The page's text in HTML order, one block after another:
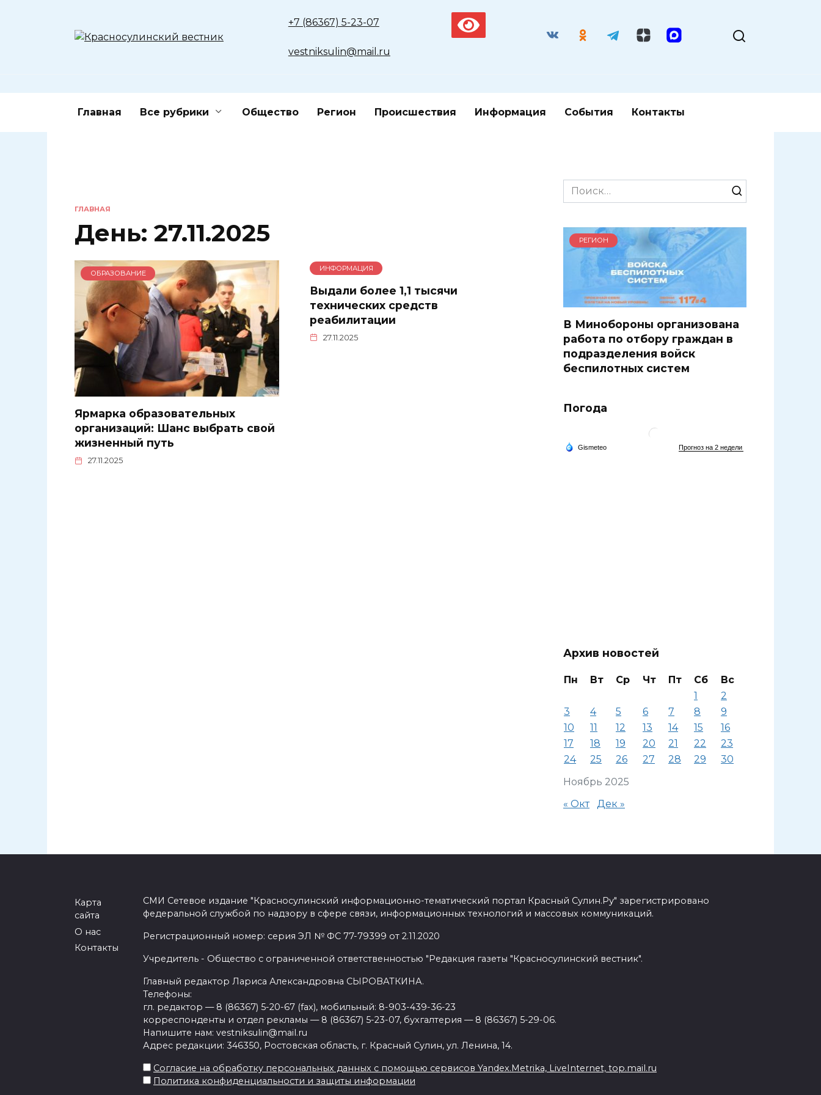
+7 (86367) 5-23-07
vestniksulin@mail.ru
Главная Все рубрики Общество Регион Происшествия Информация События Контакты
ГЛАВНАЯ
День: 27.11.2025
ОБРАЗОВАНИЕ
Ярмарка образовательных
организаций: Шанс выбрать свой
жизненный путь
27.11.2025
ИНФОРМАЦИЯ
Выдали более 1,1 тысячи
технических средств
реабилитации
27.11.2025
Search
for:
РЕГИОН
В Минобороны организована
работа по отбору граждан в
подразделения войск
беспилотных систем
Погода
Архив новостей
Ноябрь 2025
Пн Вт Ср Чт Пт Сб
Вс
1
2
3
4 5 6 7 8
9
10
11 12 13 14 15
16
17
18 19 20 21 22
23
24
25 26 27 28 29 30
« Окт Дек »
Карта
сайта
О нас
Контакты
СМИ Сетевое издание "Красносулинский информационно-тематический портал Красный Сулин.Ру" зарегистрировано
федеральной службой по надзору в сфере связи, информационных технологий и массовых коммуникаций.
Регистрационный номер: серия ЭЛ № ФС 77-79399 от 2.11.2020
Учредитель - Общество с ограниченной ответственностью "Редакция газеты "Красносулинский вестник".
Главный редактор Лариса Александровна СЫРОВАТКИНА.
Телефоны:
гл. редактор — 8 (86367) 5-20-67 (fax), мобильный: 8-903-439-36-23
корреспонденты и отдел рекламы — 8 (86367) 5-23-07, бухгалтерия — 8 (86367) 5-29-06.
Напишите нам: vestniksulin@mail.ru
Адрес редакции: 346350, Ростовская область, г. Красный Сулин, ул. Ленина, 14.
Согласие на обработку персональных данных с помощью сервисов Yandex.Metrika, LiveInternet, top.mail.ru
Политика конфиденциальности и защиты информации